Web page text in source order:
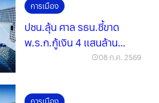
การเมือง
ปชน.ลุ้น ศาล รธน.ชี้ขาด
พ.ร.ก.กู้เงิน 4 แสนล้าน
พร้อมประเมิน 4 ฉากทัศน์
08 ก.ค. 2569
การเมือง